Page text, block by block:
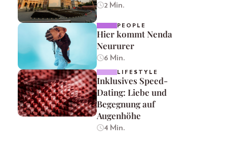
2 Min.
PEOPLE
Hier kommt Nenda
Neururer
6 Min.
LIFESTYLE
Inklusives Speed-
Dating: Liebe und
Begegnung auf
Augenhöhe
4 Min.